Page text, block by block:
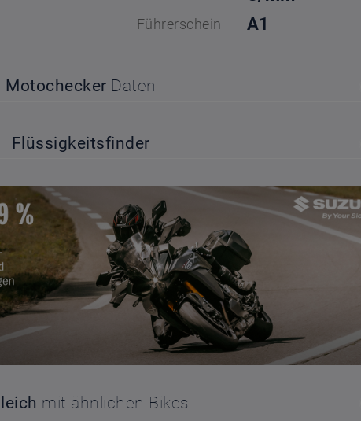
Führerschein A1
Motochecker Daten
Flüssigkeitsfinder
mit ähnlichen Bikes